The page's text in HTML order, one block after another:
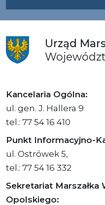
Urząd
Kancelaria Ogólna:
ul. gen. J. Hallera 9
tel.: 77 54 16 410
Punkt Informacyjno-
ul. Ostrówek 5,
tel.: 77 54 16 332
Sekretariat
Opolskiego: